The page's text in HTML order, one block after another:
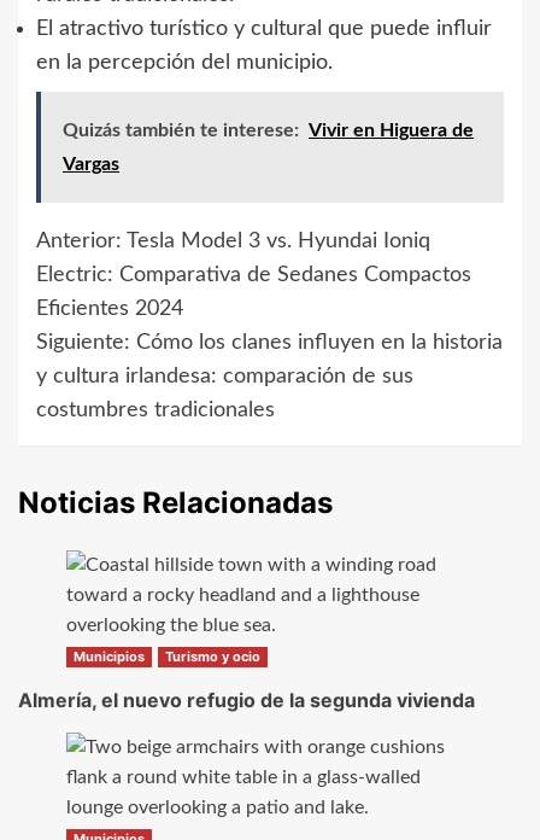
El atractivo turístico y cultural que puede influir
en la percepción del municipio.
Quizás también te interese: Vivir en Higuera de
Vargas
Navegación
de
entradas
Anterior: Tesla Model 3 vs. Hyundai Ioniq
Electric: Comparativa de Sedanes Compactos
Eficientes 2024
Siguiente: Cómo los clanes influyen en la historia
y cultura irlandesa: comparación de sus
costumbres tradicionales
Noticias Relacionadas
Municipios Turismo y ocio
Almería, el nuevo refugio de la segunda vivienda